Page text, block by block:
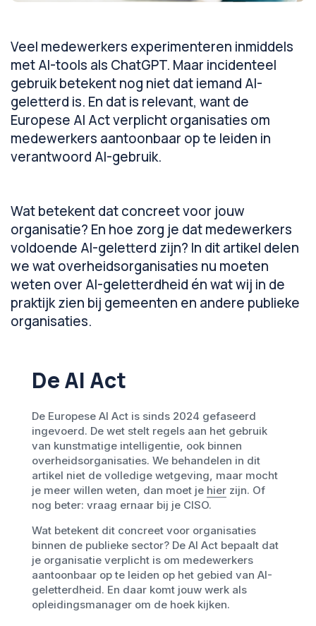
Veel medewerkers experimenteren inmiddels
met AI-tools als ChatGPT. Maar incidenteel
gebruik betekent nog niet dat iemand AI-
geletterd is. En dat is relevant, want de
Europese AI Act verplicht organisaties om
medewerkers aantoonbaar op te leiden in
verantwoord AI-gebruik.
Wat betekent dat concreet voor jouw
organisatie? En hoe zorg je dat medewerkers
voldoende AI-geletterd zijn? In dit artikel delen
we wat overheidsorganisaties nu moeten
weten over AI-geletterdheid én wat wij in de
praktijk zien bij gemeenten en andere publieke
organisaties.
De AI Act
De Europese AI Act is sinds 2024 gefaseerd
ingevoerd. De wet stelt regels aan het gebruik
van kunstmatige intelligentie, ook binnen
overheidsorganisaties. We behandelen in dit
artikel niet de volledige wetgeving, maar mocht
je meer willen weten, dan moet je hier zijn. Of
nog beter: vraag ernaar bij je CISO.
Wat betekent dit concreet voor organisaties
binnen de publieke sector? De AI Act bepaalt dat
je organisatie verplicht is om medewerkers
aantoonbaar op te leiden op het gebied van AI-
geletterdheid. En daar komt jouw werk als
opleidingsmanager om de hoek kijken.